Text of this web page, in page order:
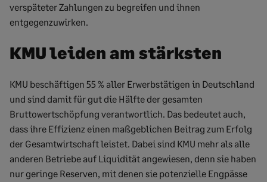
verspäteter Zahlungen zu begreifen und ihnen
entgegenzuwirken.
KMU leiden am stärksten
KMU beschäftigen 55 % aller Erwerbstätigen in Deutschland
und sind damit für gut die Hälfte der gesamten
Bruttowertschöpfung verantwortlich. Das bedeutet auch,
dass ihre Effizienz einen maßgeblichen Beitrag zum Erfolg
der Gesamtwirtschaft leistet. Dabei sind KMU mehr als alle
anderen Betriebe auf Liquidität angewiesen, denn sie haben
nur geringe Reserven, mit denen sie potenzielle Engpässe